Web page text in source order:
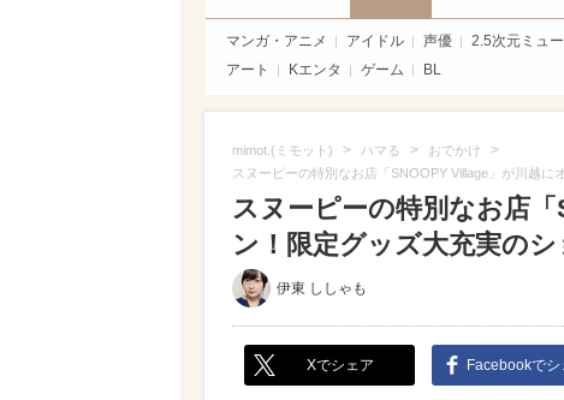
マンガ・アニメ アイドル 声優 2.5次元ミュ
アート
Kエンタ ゲーム BL
mimot.(ミモット) > ハマる > おでかけ >
スヌーピーの特別なお店「SNOOPY Village」が川越
スヌーピーの特別なお店
ン！限定グッズ大充実の
伊東 ししゃも
Xでシェア Facebookでシ